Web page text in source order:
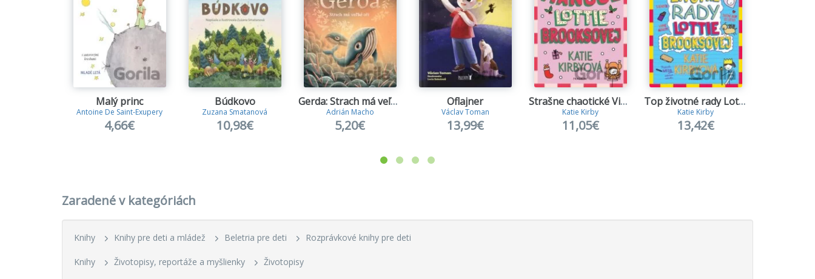
Malý princ
Antoine De Saint-Exupery
4,66€
Búdkovo
Zuzana Smatanová
10,98€
Gerda: Strach má veľké oči
Adrián Macho
5,20€
Oflajner
Václav Toman
13,99€
Strašne chaotické Vianoce Lottie Brooksovej
Katie Kirby
11,05€
Top životné rady Lottie Brooksovej
Katie Kirby
13,42€
Zaradené v kategóriách
Knihy Knihy pre deti a mládež Beletria pre deti Rozprávkové knihy pre deti
Knihy Životopisy, reportáže a myšlienky Životopisy